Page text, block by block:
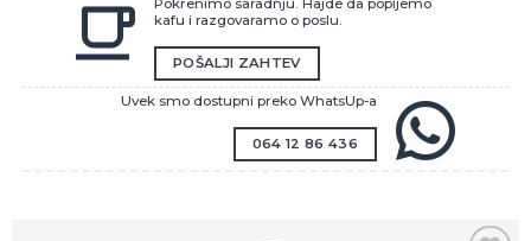
Pokrenimo saradnju. Hajde da popijemo
kafu i razgovaramo o poslu.
POŠALJI ZAHTEV
Uvek smo dostupni preko WhatsUp-a
064 12 86 436